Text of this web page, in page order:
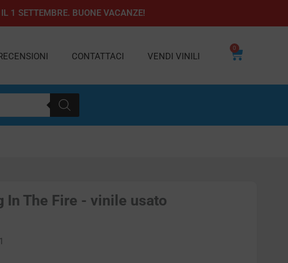
1 SETTEMBRE. BUONE VACANZE!
CONTATTACI VENDI VINILI
0
Carrello
In The Fire - vinile usato